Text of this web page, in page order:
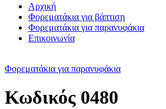
Αρχική
Φορεματάκια για βάπτιση
Φορεματάκια για παρανυφάκια
Επικοινωνία
Φορεματάκια για παρανυφάκια
Κωδικός 0480